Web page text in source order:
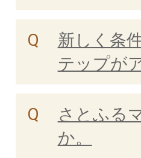
新しく条
テップが
さとふる
か。